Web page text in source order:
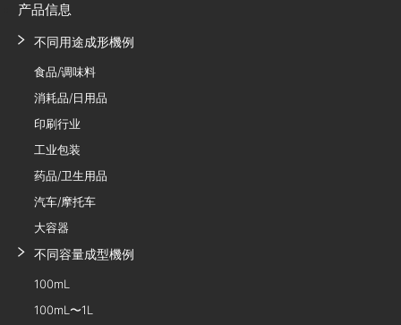
产品信息
不同用途成形機例
食品/调味料
消耗品/日用品
印刷行业
工业包装
药品/卫生用品
汽车/摩托车
大容器
不同容量成型機例
100mL
100mL〜1L